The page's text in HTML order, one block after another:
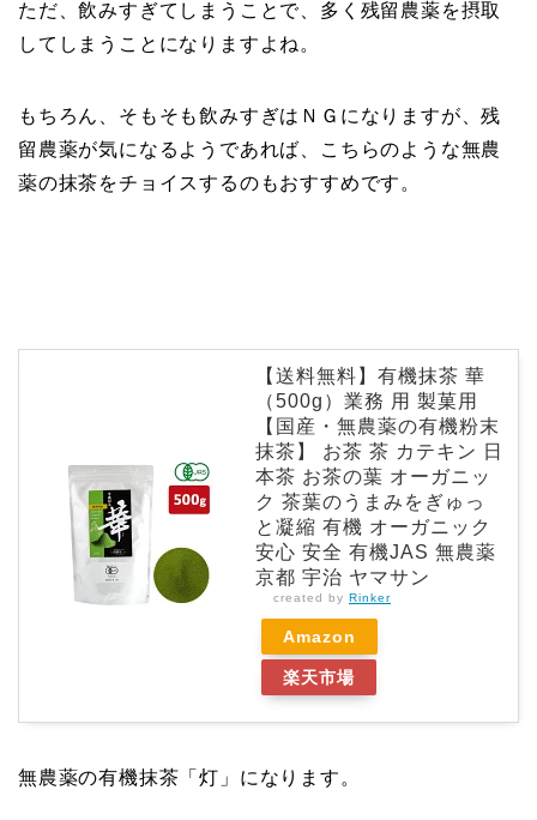
ただ、飲みすぎてしまうことで、多く残留農薬を摂取
してしまうことになりますよね。
もちろん、そもそも飲みすぎはＮＧになりますが、残
留農薬が気になるようであれば、こちらのような無農
薬の抹茶をチョイスするのもおすすめです。
【送料無料】有機抹茶 華
（500g）業務 用 製菓用
【国産・無農薬の有機粉末
抹茶】 お茶 茶 カテキン 日
本茶 お茶の葉 オーガニッ
ク 茶葉のうまみをぎゅっ
と凝縮 有機 オーガニック
安心 安全 有機JAS 無農薬
京都 宇治 ヤマサン
created by Rinker
Amazon
楽天市場
無農薬の有機抹茶「灯」になります。